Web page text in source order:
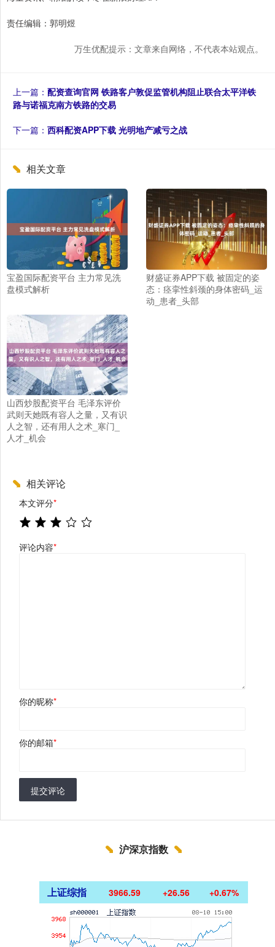
责任编辑：郭明煜
万生优配提示：文章来自网络，不代表本站观点。
上一篇： 配资查询官网 铁路客户敦促监管机构阻止联合太平洋铁
路与诺福克南方铁路的交易
下一篇： 西科配资APP下载 光明地产减亏之战
相关文章
宝盈国际配资平台 主力常见洗
盘模式解析
财盛证券APP下载 被固定的姿
态：痉挛性斜颈的身体密码_运
动_患者_头部
山西炒股配资平台 毛泽东评价
武则天她既有容人之量，又有识
人之智，还有用人之术_寒门_
人才_机会
相关评论
本文评分*
评论内容*
你的昵称*
你的邮箱*
提交评论
沪深京指数
上证综指 3966.59 +26.56 +0.67%